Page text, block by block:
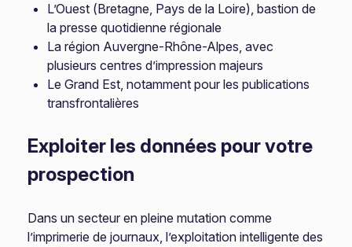
L’Ouest (Bretagne, Pays de la Loire), bastion de
la presse quotidienne régionale
La région Auvergne-Rhône-Alpes, avec
plusieurs centres d’impression majeurs
Le Grand Est, notamment pour les publications
transfrontalières
Exploiter les données pour votre
prospection
Dans un secteur en pleine mutation comme
l’imprimerie de journaux, l’exploitation intelligente des